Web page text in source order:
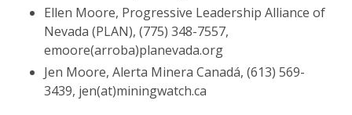
Ellen Moore, Progressive Leadership Alliance of
Nevada (PLAN), (775) 348-7557,
emoore(arroba)planevada.org
Jen Moore, Alerta Minera Canadá, (613) 569-
3439, jen(at)miningwatch.ca